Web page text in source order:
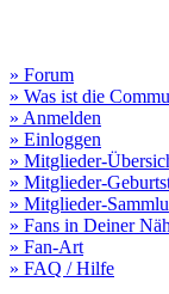
» Forum
» Was ist die
» Anmelden
» Einloggen
» Mitglieder-
» Mitglieder-
» Mitglieder-
» Fans in Deiner
» Fan-Art
» FAQ / Hilfe